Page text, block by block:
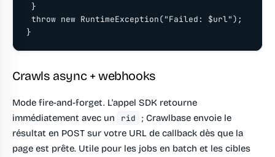
}
throw new RuntimeException("Failed: $url");
}
Crawls async + webhooks
Mode fire-and-forget. L'appel SDK retourne
immédiatement avec un
rid
; Crawlbase envoie le
résultat en POST sur votre URL de callback dès que la
page est prête. Utile pour les jobs en batch et les cibles